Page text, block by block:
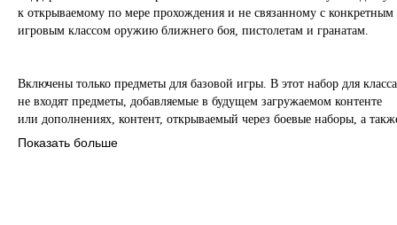
к открываемому по мере прохождения и не связанному с конкретным
игровым классом оружию ближнего боя, пистолетам и гранатам.
Включены только предметы для базовой игры. В этот набор для класса
не входят предметы, добавляемые в будущем загружаемом контенте
или дополнениях, контент, открываемый через боевые наборы, а
рекламные предметы.
Показать больше